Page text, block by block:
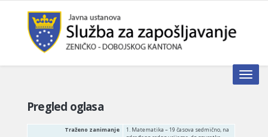
Toggle
Pregled oglasa
Traženo zanimanje
1. Matematika – 19 časova sedmično, na